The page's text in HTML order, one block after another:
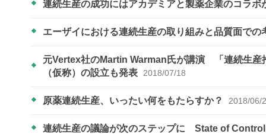
連続生産の成功にはアカデミアと製薬企業のコラ
エーザイにおける連続生産の取り組みと品質面での
元Vertex社のMartin Warman氏が講演 「連続生産
（仮称）の設立も発表
2018/07/18
原薬連続生産、いったい何をもたらすか？ 2018/06/
連続生産の議論が次のステップに State of